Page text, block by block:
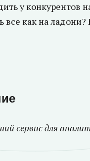
у конкурентов
все как на ладони?
сервис для